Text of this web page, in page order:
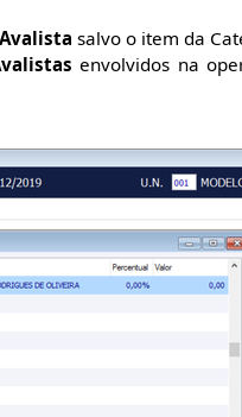
Avalista salvo o item da
envolvidos na